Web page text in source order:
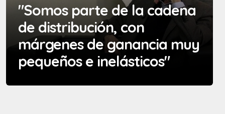
"Somos parte de la cadena
de distribución, con
márgenes de ganancia muy
pequeños e inelásticos"